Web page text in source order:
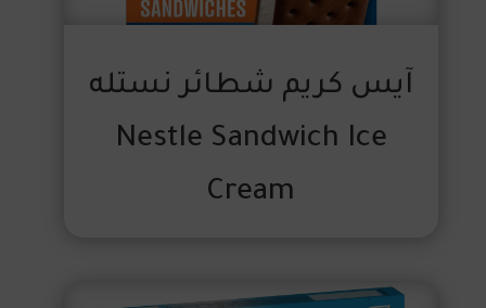
آيس كريم شطائر نستله
Nestle Sandwich Ice
Cream